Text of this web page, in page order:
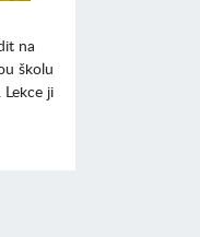
na
školu
ji